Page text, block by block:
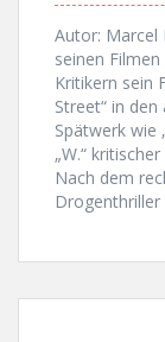
Autor: Marcel
seinen
Kritikern sein
Street“ in
Spätwerk wie
„W.“
Nach dem